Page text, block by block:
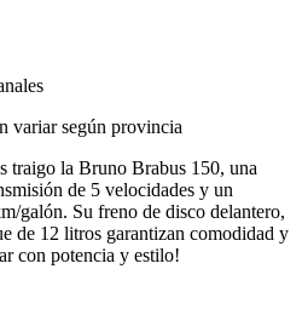
variar según provincia
traigo la Bruno Brabus 150, una
de 5 velocidades y un
galón. Su freno de disco delantero,
de 12 litros garantizan comodidad y
con potencia y estilo!